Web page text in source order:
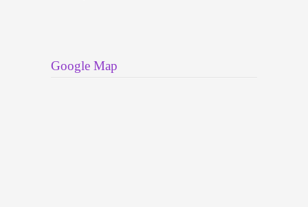
Google Map